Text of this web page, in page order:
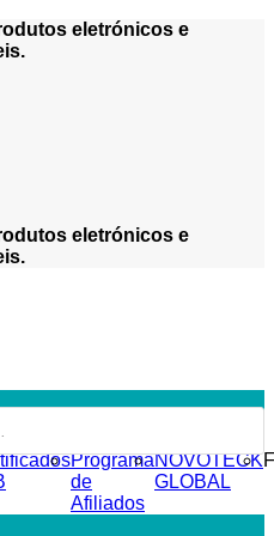
eletrónicos e
eletrónicos e
Programa
de
Afiliados
NOVOTECK
GLOBAL